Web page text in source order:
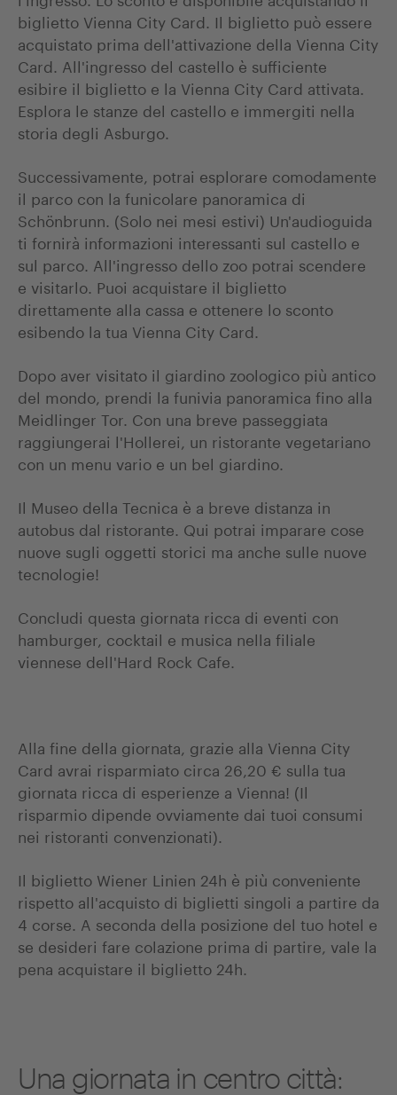
biglietto Vienna City Card. Il biglietto può essere
acquistato prima dell'attivazione della Vienna City
Card. All'ingresso del castello è sufficiente
esibire il biglietto e la Vienna City Card attivata.
Esplora le stanze del castello e immergiti nella
storia degli Asburgo.
Successivamente, potrai esplorare comodamente
il parco con la funicolare panoramica di
Schönbrunn. (Solo nei mesi estivi) Un'audioguida
ti fornirà informazioni interessanti sul castello e
sul parco. All'ingresso dello zoo potrai scendere
e visitarlo. Puoi acquistare il biglietto
direttamente alla cassa e ottenere lo sconto
esibendo la tua Vienna City Card.
Dopo aver visitato il giardino zoologico più antico
del mondo, prendi la funivia panoramica fino alla
Meidlinger Tor. Con una breve passeggiata
raggiungerai l'Hollerei, un ristorante vegetariano
con un menu vario e un bel giardino.
Il Museo della Tecnica è a breve distanza in
autobus dal ristorante. Qui potrai imparare cose
nuove sugli oggetti storici ma anche sulle nuove
tecnologie!
Concludi questa giornata ricca di eventi con
hamburger, cocktail e musica nella filiale
viennese dell'Hard Rock Cafe.
Alla fine della giornata, grazie alla Vienna City
Card avrai risparmiato circa 26,20 € sulla tua
giornata ricca di esperienze a Vienna! (Il
risparmio dipende ovviamente dai tuoi consumi
nei ristoranti convenzionati).
Il biglietto Wiener Linien 24h è più conveniente
rispetto all'acquisto di biglietti singoli a partire da
4 corse. A seconda della posizione del tuo hotel e
se desideri fare colazione prima di partire, vale la
pena acquistare il biglietto 24h.
Una giornata in centro città: